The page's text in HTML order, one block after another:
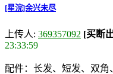
[星浣]余兴未尽
上传人: 369357092 [买断
23:33:59
配件：长发、短发、双角